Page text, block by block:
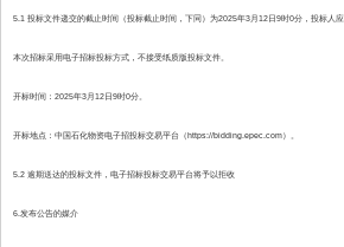
5.1 投标文件递交的截止时间（投标截止时间，下同）为2025年3月12日9时0分，投标
本次招标采用电子招标投标方式，不接受纸质版投标文件。
开标时间：2025年3月12日9时0分。
开标地点：中国石化物资电子招投标交易平台（https://bidding.epec.com）。
5.2 逾期送达的投标文件，电子招标投标交易平台将予以拒收
6.发布公告的媒介